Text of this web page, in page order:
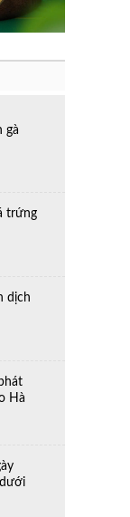
gà
trứng
dịch
Hà